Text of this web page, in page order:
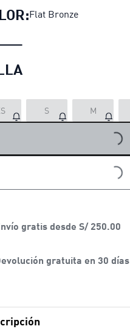
Flat Bronze
S M
LOADING...
LOADING...
gratis desde S/ 250.00
gratuita en 30 días